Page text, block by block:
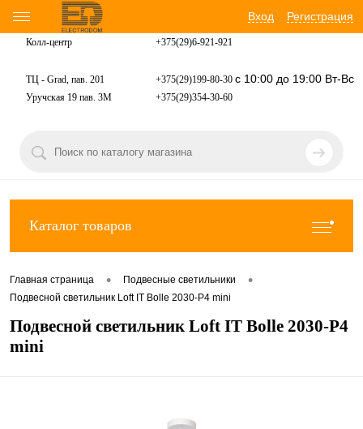
Вход Регистрация
Колл-центр +375(29)6-921-921
ТЦ - Grad, пав. 201 +375(29)199-80-30 с 10:00 до 19:00 Вт-Вс
Уручская 19 пав. 3М +375(29)354-30-60
Каталог товаров
Главная страница • Подвесные светильники •
Подвесной светильник Loft IT Bolle 2030-P4 mini
Подвесной светильник Loft IT Bolle 2030-P4
mini